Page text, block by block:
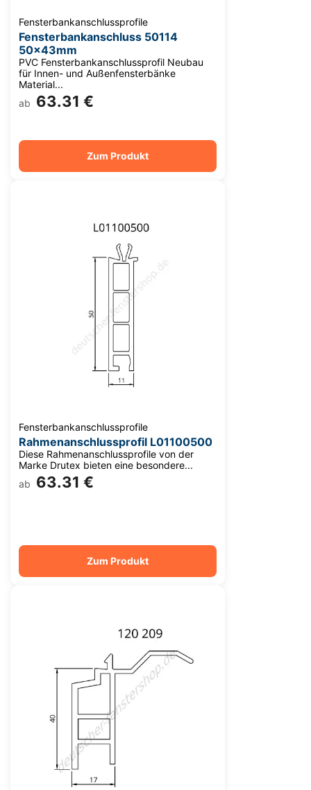
Fensterbankanschlussprofile
Fensterbankanschluss 50114
50x43mm
PVC Fensterbankanschlussprofil Neubau
für Innen- und Außenfensterbänke
Material...
ab 63.31 €
Zum Produkt
Fensterbankanschlussprofile
Rahmenanschlussprofil L01100500
Diese Rahmenanschlussprofile von der
Marke Drutex bieten eine besondere...
ab 63.31 €
Zum Produkt